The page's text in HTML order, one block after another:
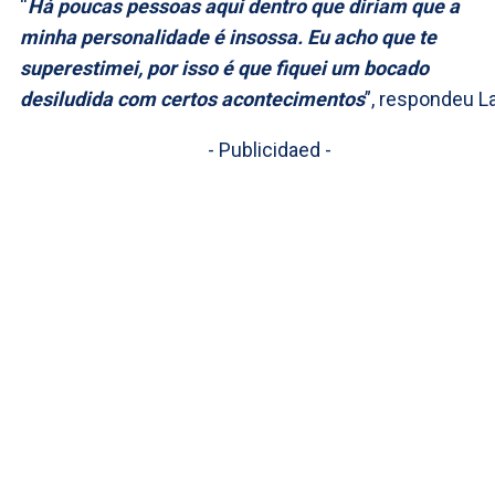
“Há poucas pessoas aqui dentro que diriam que a
minha personalidade é insossa. Eu acho que te
superestimei, por isso é que fiquei um bocado
desiludida com certos acontecimentos”, respondeu
- Publicidaed -